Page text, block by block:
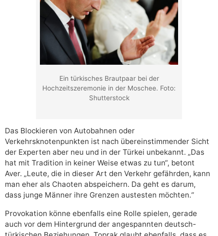
Ein türkisches Brautpaar bei der
Hochzeitszeremonie in der Moschee. Foto:
Shutterstock
Das Blockieren von Autobahnen oder
Verkehrsknotenpunkten ist nach übereinstimmender Sicht
der Experten aber neu und in der Türkei unbekannt. „Das
hat mit Tradition in keiner Weise etwas zu tun“, betont
Aver. „Leute, die in dieser Art den Verkehr gefährden, kann
man eher als Chaoten abspeichern. Da geht es darum,
dass junge Männer ihre Grenzen austesten möchten.“
Provokation könne ebenfalls eine Rolle spielen, gerade
auch vor dem Hintergrund der angespannten deutsch-